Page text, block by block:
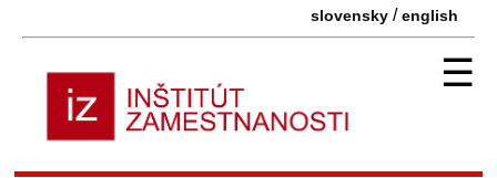
slovensky /english
☰